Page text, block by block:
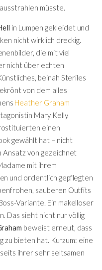
müsste.
in Lumpen gekleidet und
nicht wirklich dreckig.
die mit viel
nicht über echten
beinah Steriles
von dem alles
Heather Graham
Mary Kelly.
einen
gewählt hat – nicht
Ansatz von gezeichnet
mit ihrem
und ordentlich gepflegten
sauberen Outfits
Variante. Ein makelloser
Das sieht nicht nur völlig
beweist erneut, dass
zu bieten hat. Kurzum: eine
ihrer sehr seltsamen